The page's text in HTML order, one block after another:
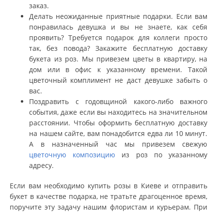
заказ.
Делать неожиданные приятные подарки. Если вам
понравилась девушка и вы не знаете, как себя
проявить? Требуется подарок для коллеги просто
так, без повода? Закажите бесплатную доставку
букета из роз. Мы привезем цветы в квартиру, на
дом или в офис к указанному времени. Такой
цветочный комплимент не даст девушке забыть о
вас.
Поздравить с годовщиной какого-либо важного
события, даже если вы находитесь на значительном
расстоянии. Чтобы оформить бесплатную доставку
на нашем сайте, вам понадобится едва ли 10 минут.
А в назначенный час мы привезем свежую
цветочную композицию из роз по указанному
адресу.
Если вам необходимо купить розы в Киеве и отправить
букет в качестве подарка, не тратьте драгоценное время,
поручите эту задачу нашим флористам и курьерам. При